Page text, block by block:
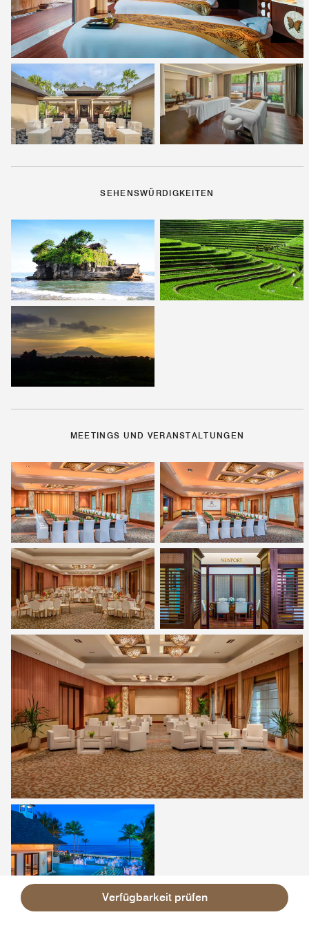
Verfügbarkeit prüfen
SEHENSWÜRDIGKEITEN
MEETINGS UND VERANSTALTUNGEN